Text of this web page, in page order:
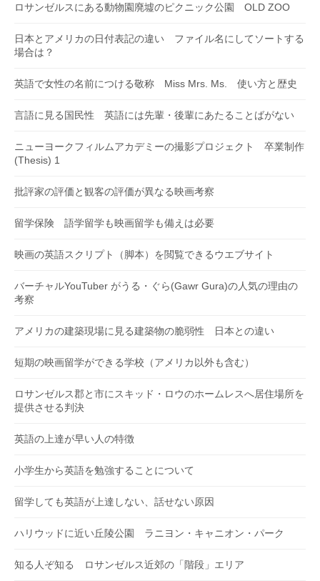
ロサンゼルスにある動物園廃墟のピクニック公園 OLD ZOO
日本とアメリカの日付表記の違い ファイル名にしてソートする
場合は？
英語で女性の名前につける敬称 Miss Mrs. Ms. 使い方と歴史
言語に見る国民性 英語には先輩・後輩にあたることばがない
ニューヨークフィルムアカデミーの撮影プロジェクト 卒業制作
(Thesis) 1
批評家の評価と観客の評価が異なる映画考察
留学保険 語学留学も映画留学も備えは必要
映画の英語スクリプト（脚本）を閲覧できるウエブサイト
バーチャルYouTuber がうる・ぐら(Gawr Gura)の人気の理由の
考察
アメリカの建築現場に見る建築物の脆弱性 日本との違い
短期の映画留学ができる学校（アメリカ以外も含む）
ロサンゼルス郡と市にスキッド・ロウのホームレスへ居住場所を
提供させる判決
英語の上達が早い人の特徴
小学生から英語を勉強することについて
留学しても英語が上達しない、話せない原因
ハリウッドに近い丘陵公園 ラニヨン・キャニオン・パーク
知る人ぞ知る ロサンゼルス近郊の「階段」エリア